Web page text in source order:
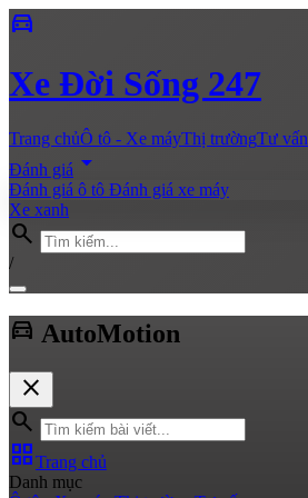
directions_car
Xe Đời Sống 247
Trang chủÔ tô - Xe máyThị trườngTư vấn
Đánh giá arrow_drop_down
Đánh giá ô tô Đánh giá xe máy
Xe xanh
search
/
directions_car AutoMotion
close
search
grid_viewTrang chủ
Danh mục